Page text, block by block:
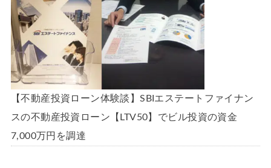
【不動産投資ローン体験談】SBIエステートファイナン
スの不動産投資ローン【LTV50】でビル投資の資金
7,000万円を調達